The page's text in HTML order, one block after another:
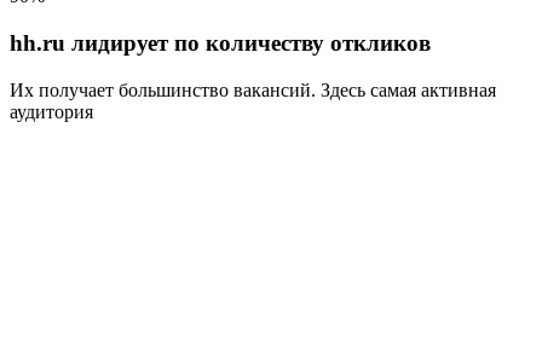
hh.ru лидирует по количеству откликов
Их получает большинство вакансий. Здесь самая активная
аудитория